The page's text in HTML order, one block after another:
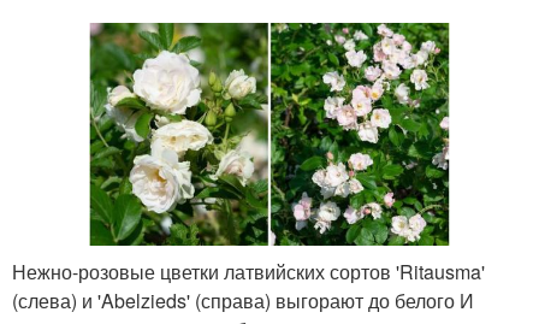
Нежно-розовые цветки латвийских сортов 'Ritausma'
(слева) и 'Abelzieds' (справа) выгорают до белого И